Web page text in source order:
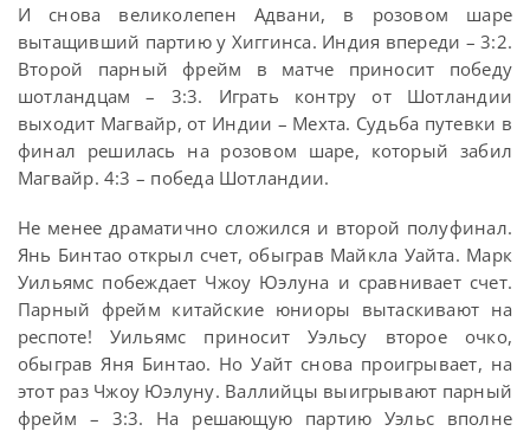
И снова великолепен Адвани, в розовом шаре
вытащивший партию у Хиггинса. Индия впереди – 3:2.
Второй парный фрейм в матче приносит победу
шотландцам – 3:3. Играть контру от Шотландии
выходит Магвайр, от Индии – Мехта. Судьба путевки в
финал решилась на розовом шаре, который забил
Магвайр. 4:3 – победа Шотландии.
Не менее драматично сложился и второй полуфинал.
Янь Бинтао открыл счет, обыграв Майкла Уайта. Марк
Уильямс побеждает Чжоу Юэлуна и сравнивает счет.
Парный фрейм китайские юниоры вытаскивают на
респоте! Уильямс приносит Уэльсу второе очко,
обыграв Яня Бинтао. Но Уайт снова проигрывает, на
этот раз Чжоу Юэлуну. Валлийцы выигрывают парный
фрейм – 3:3. На решающую партию Уэльс вполне